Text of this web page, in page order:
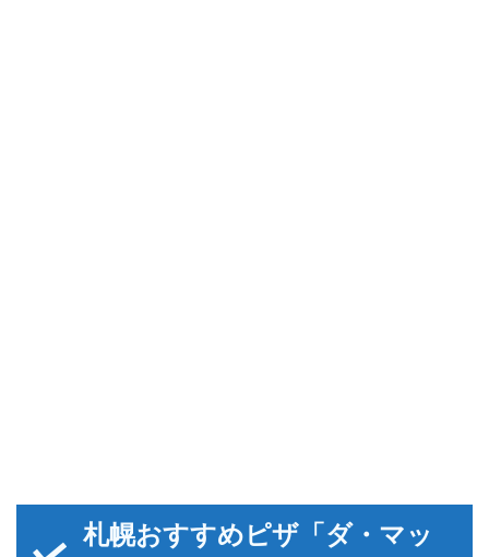
札幌おすすめピザ「ダ・マッ